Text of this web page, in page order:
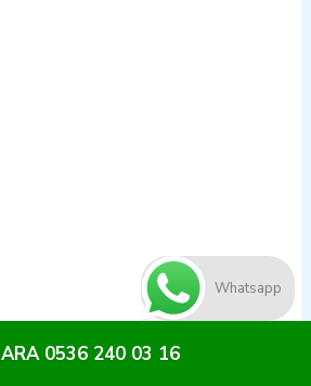
Whatsapp
ARA 0536 240 03 16